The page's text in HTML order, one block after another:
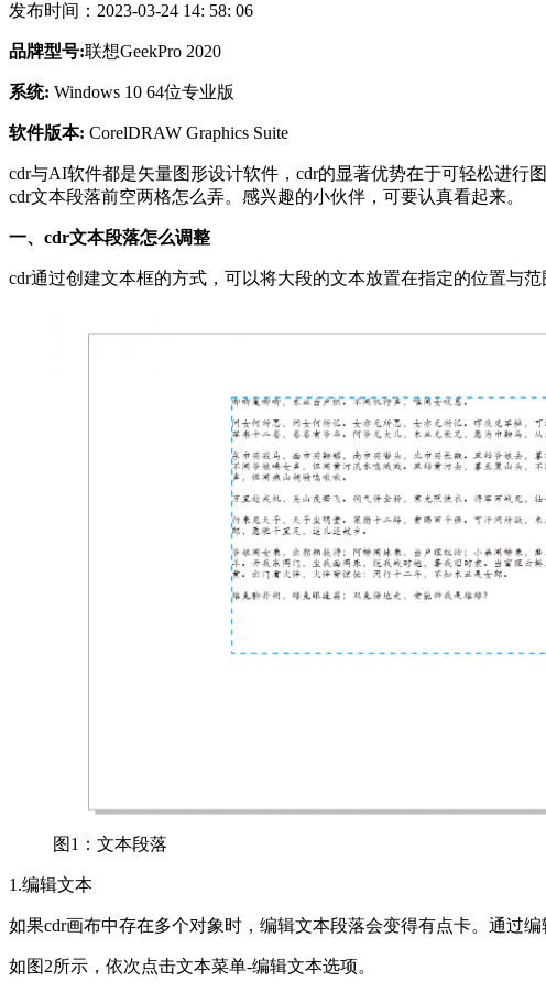
发布时间：2023-03-24 14: 58: 06
品牌型号:联想GeekPro 2020
系统: Windows 10 64位专业版
软件版本: CorelDRAW Graphics Suite
cdr与AI软件都是矢量图形设计软件，cdr的显著优势在于可轻松进
cdr文本段落前空两格怎么弄。感兴趣的小伙伴，可要认真看起来。
一、cdr文本段落怎么调整
cdr通过创建文本框的方式，可以将大段的文本放置在指定的位置与
图1：文本段落
1.编辑文本
如果cdr画布中存在多个对象时，编辑文本段落会变得有点卡。通过
如图2所示，依次点击文本菜单-编辑文本选项。